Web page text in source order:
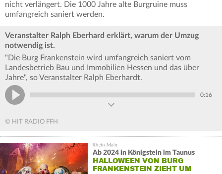
nicht verlängert. Die 1000 Jahre alte Burgruine muss
umfangreich saniert werden.
Veranstalter Ralph Eberhard erklärt, warum der Umzug
notwendig ist.
"Die Burg Frankenstein wird umfangreich saniert vom
Landesbetrieb Bau und Immobilien Hessen und das über
Jahre", so Veranstalter Ralph Eberhardt.
0:16
© HIT RADIO FFH
Ab 2024 in Königstein im Taunus
HALLOWEEN VON BURG
FRANKENSTEIN ZIEHT UM